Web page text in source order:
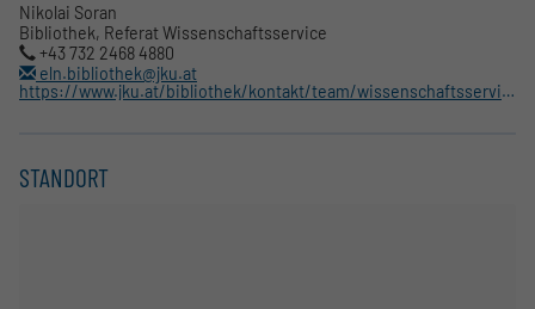
Nikolai Soran
Bibliothek, Referat Wissenschaftsservice
+43 732 2468 4880
eln.bibliothek@jku.at
https://www.jku.at/bibliothek/kontakt/team/wissenschaftsservice/
STANDORT